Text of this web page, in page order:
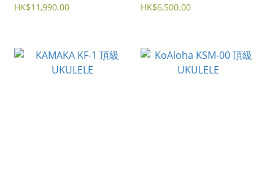
HK$11,990.00
HK$6,500.00